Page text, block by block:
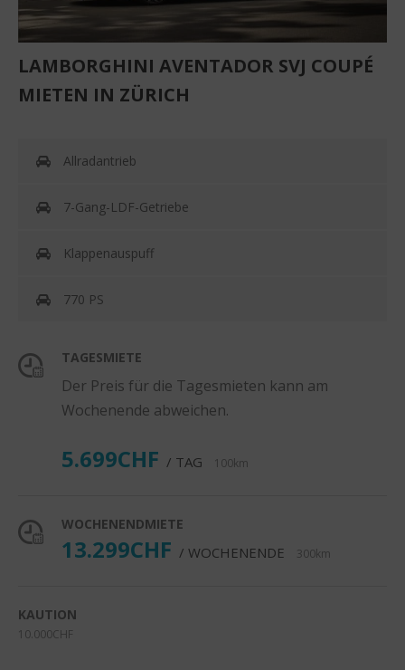
LAMBORGHINI AVENTADOR SVJ COUPÉ
MIETEN IN ZÜRICH
Allradantrieb
7-Gang-LDF-Getriebe
Klappenauspuff
770 PS
TAGESMIETE
Der Preis für die Tagesmieten kann am
Wochenende abweichen.
5.699CHF / TAG 100km
WOCHENENDMIETE
13.299CHF / WOCHENENDE 300km
KAUTION
10.000CHF